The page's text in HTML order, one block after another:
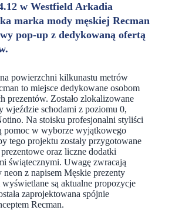
w Westfield Arkadia
marka mody męskiej Recman
pop-up z dedykowaną ofertą
powierzchni kilkunastu metrów
to miejsce dedykowane osobom
prezentów. Zostało zlokalizowane
wjeździe schodami z poziomu 0,
Na stoisku profesjonalni styliści
pomoc w wyborze wyjątkowego
tego projektu zostały przygotowane
oraz liczne dodatki
świątecznymi. Uwagę zwracają
z napisem Męskie prezenty
są aktualne propozycje
zaprojektowana spójnie
Recman.